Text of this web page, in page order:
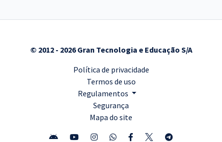
© 2012 - 2026 Gran Tecnologia e Educação S/A
Política de privacidade
Termos de uso
Regulamentos
Segurança
Mapa do site